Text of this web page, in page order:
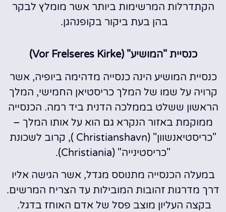
הקתדרלות המרשימות ביותר אשר מומלץ לבקר
בהן בעת ביקור בקופנהגן.
כנסיית "המושיע" (Vor Frelseres Kirke)
כנסיית המושיע הינה כנסייה מדהימה ביופיה, אשר
קרויה על שמו של המלך כריסטיאן החמישי, המלך
הראשון ששלט בממלכה הדנית ביד רמה. הכנסייה
ממוקמת באזור הנקרא גם הוא על אותו המלך –
"כריסטיאנשוון" (Christianshavn ), קרוב לשכונת
"כריסטינייה" (Christiania).
במעלה הכנסייה מתנוסס מגדל, אשר הגישה אליו
דרך מדרגות זהובות המובילות עד הצריח המרשים.
בקצה העליון מוצב פסל של אדם האוחז בדגל.